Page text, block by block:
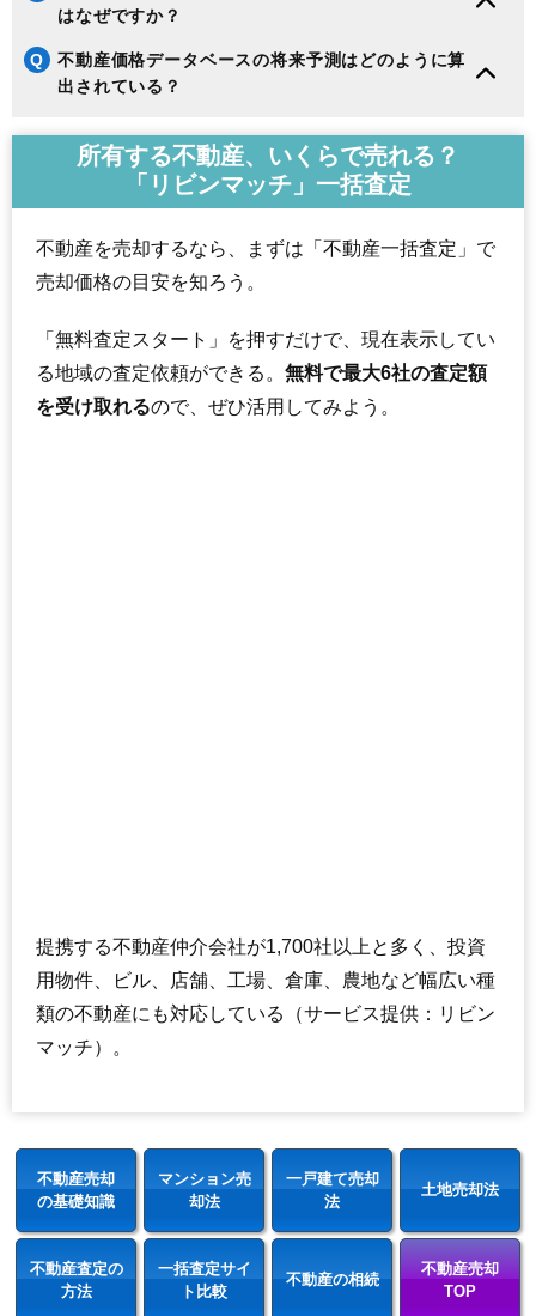
はなぜですか？
Q
不動産価格データベースの将来予測はどのように算
出されている？
所有する不動産、いくらで売れる？
「リビンマッチ」一括査定
不動産を売却するなら、まずは「不動産一括査定」で
売却価格の目安を知ろう。
「無料査定スタート」を押すだけで、現在表示してい
る地域の査定依頼ができる。 無料で最大6社の査定額
を受け取れるので、ぜひ活用してみよう。
提携する不動産仲介会社が1,700社以上と多く、投資
用物件、ビル、店舗、工場、倉庫、農地など幅広い種
類の不動産にも対応している（サービス提供：リビン
マッチ）。
不動産売却
の基礎知識
マンション売
却法
一戸建て売却
法
土地売却法
不動産査定の
方法
一括査定サイ
ト比較
不動産の相続
不動産売却
TOP